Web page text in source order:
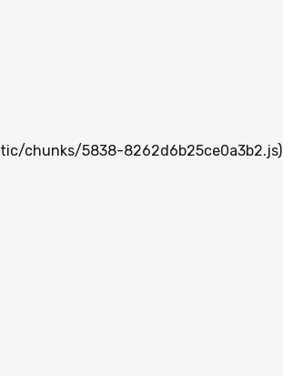
chunks/5838-8262d6b25ce0a3b2.js)